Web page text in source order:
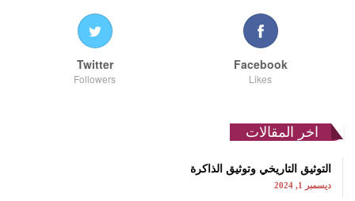
Facebook
Likes
Twitter
Followers
اخر المقالات
التوثيق التاريخي وتوثيق الذاكرة
ديسمبر 1, 2024